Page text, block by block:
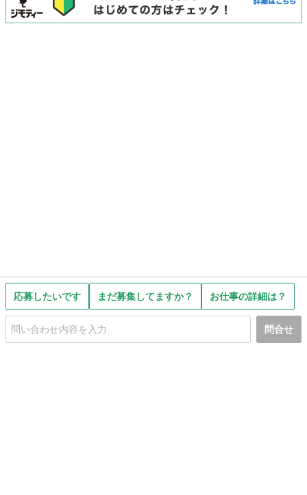
応募したいです まだ募集してますか？ お仕事の詳細は？
問合せ